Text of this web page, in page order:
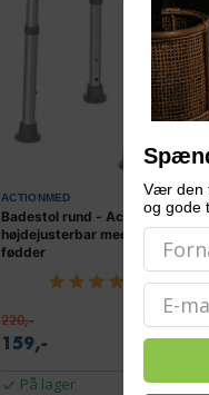
ACTIONMED
Badestol rund - ActionMed,
højdejusterbar med skridsikre
fødder
(49)
220,-
159,- Vis
På lager
Vær den
og gode
Email